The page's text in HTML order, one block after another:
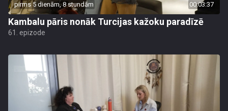
pirms 5 dienām, 8 stundām 00:03:37
Kambalu pāris nonāk Turcijas kažoku paradīzē
61. epizode